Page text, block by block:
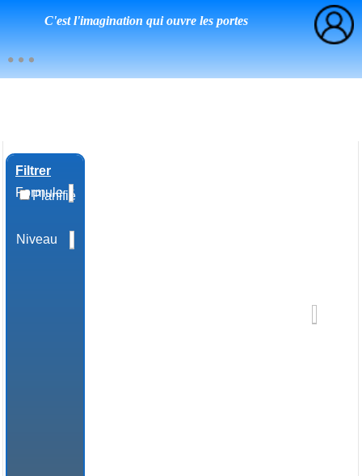
C'est l'imagination qui ouvre les portes
Filtrer
Planifié
Formule
Niveau